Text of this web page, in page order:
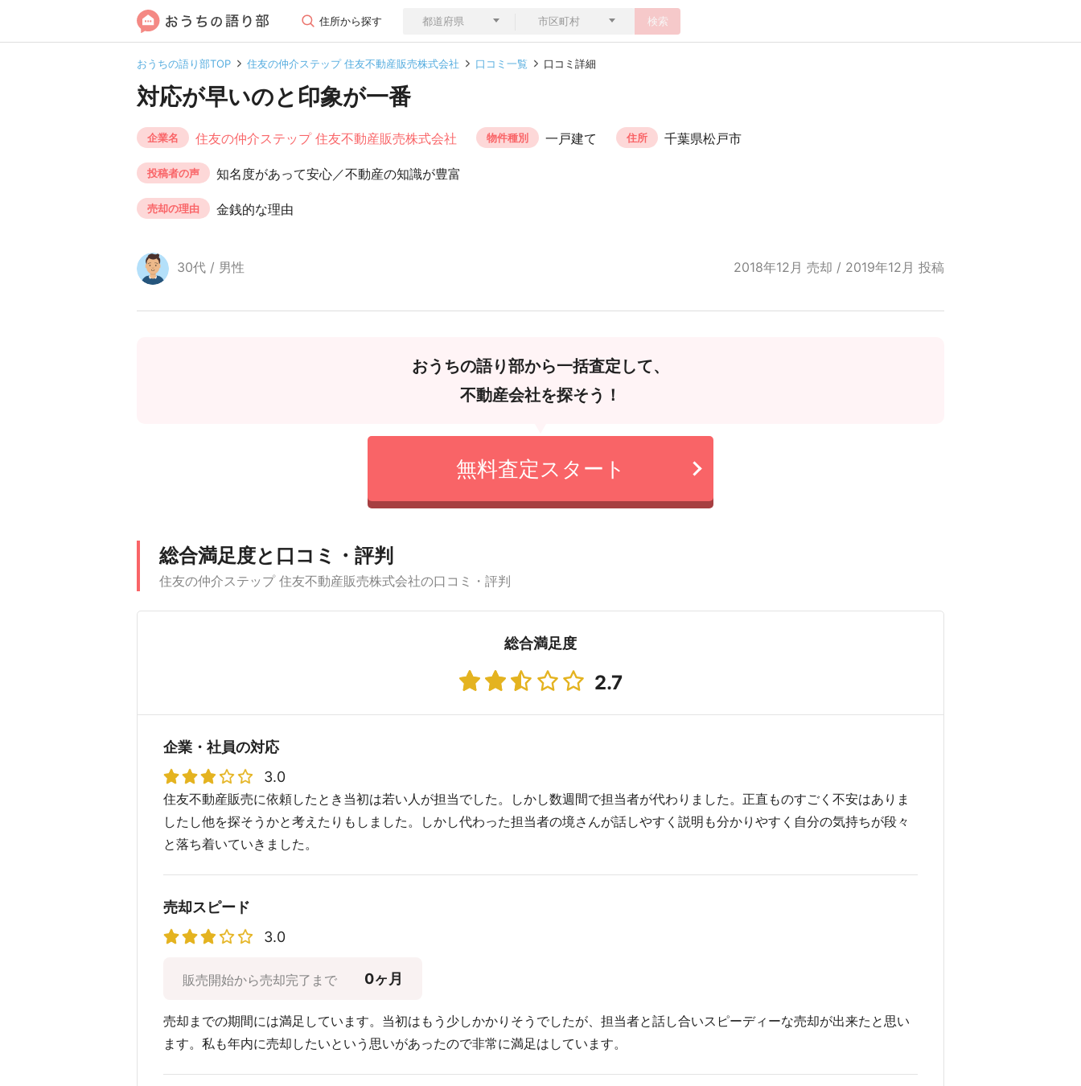
住所から探す 検索
おうちの語り部TOP 住友の仲介ステップ 住友不動産販売株式会社 口コミ一覧 口コミ詳細
対応が早いのと印象が一番
企業名 住友の仲介ステップ 住友不動産販売株式会社 物件種別 一戸建て 住所 千葉県松戸市
投稿者の声 知名度があって安心／不動産の知識が豊富
売却の理由 金銭的な理由
30代 / 男性 2018年12月 売却 / 2019年12月 投稿
おうちの語り部から一括査定して、
不動産会社を探そう！
無料査定スタート
総合満足度と口コミ・評判
住友の仲介ステップ 住友不動産販売株式会社の口コミ・評判
総合満足度
2.7
企業・社員の対応
3.0
住友不動産販売に依頼したとき当初は若い人が担当でした。しかし数週間で担当者が代わりました。正直ものすごく不安はありま
したし他を探そうかと考えたりもしました。しかし代わった担当者の境さんが話しやすく説明も分かりやすく自分の気持ちが段々
と落ち着いていきました。
売却スピード
3.0
販売開始から売却完了まで 0ヶ月
売却までの期間には満足しています。当初はもう少しかかりそうでしたが、担当者と話し合いスピーディーな売却が出来たと思い
ます。私も年内に売却したいという思いがあったので非常に満足はしています。